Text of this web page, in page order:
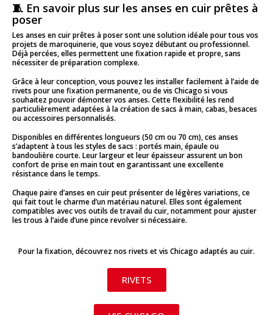
🧵 En savoir plus sur les anses en cuir prêtes à
poser
Les anses en cuir prêtes à poser sont une solution idéale pour tous vos
projets de maroquinerie, que vous soyez débutant ou professionnel.
Déjà percées, elles permettent une fixation rapide et propre, sans
nécessiter de préparation complexe.
Grâce à leur conception, vous pouvez les installer facilement à l’aide de
rivets pour une fixation permanente, ou de vis Chicago si vous
souhaitez pouvoir démonter vos anses. Cette flexibilité les rend
particulièrement adaptées à la création de sacs à main, cabas, besaces
ou accessoires personnalisés.
Disponibles en différentes longueurs (50 cm ou 70 cm), ces anses
s’adaptent à tous les styles de sacs : portés main, épaule ou
bandoulière courte. Leur largeur et leur épaisseur assurent un bon
confort de prise en main tout en garantissant une excellente
résistance dans le temps.
Chaque paire d’anses en cuir peut présenter de légères variations, ce
qui fait tout le charme d’un matériau naturel. Elles sont également
compatibles avec vos outils de travail du cuir, notamment pour ajuster
les trous à l’aide d’une pince revolver si nécessaire.
Pour la fixation, découvrez nos rivets et vis Chicago adaptés au cuir.
RIVETS